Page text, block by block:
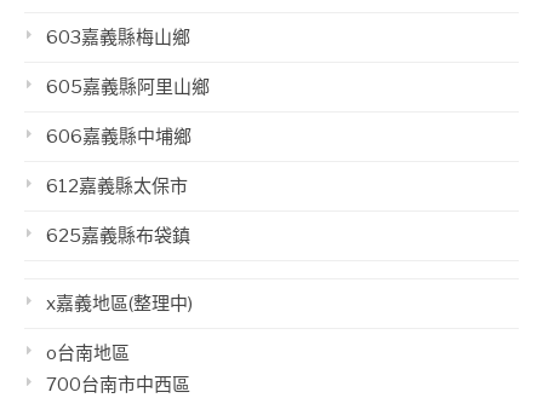
603嘉義縣梅山鄉
605嘉義縣阿里山鄉
606嘉義縣中埔鄉
612嘉義縣太保市
625嘉義縣布袋鎮
x嘉義地區(整理中)
o台南地區
700台南市中西區